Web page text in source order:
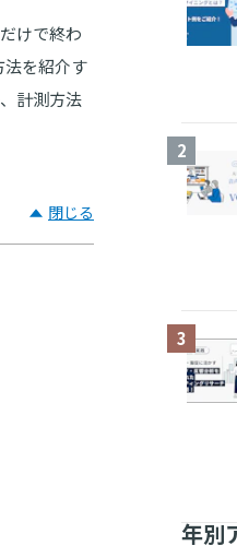
けで終わ
法を紹介す
計測方法
閉じる
年別